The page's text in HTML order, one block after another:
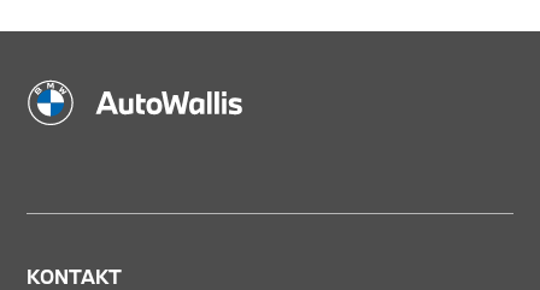
KONTAKT